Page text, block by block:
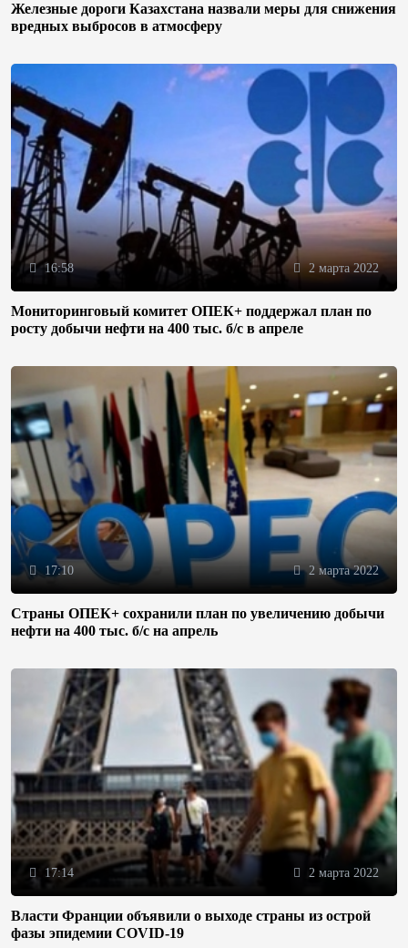
Железные дороги Казахстана назвали меры для снижения
вредных выбросов в атмосферу
16:58 2 марта 2022
Мониторинговый комитет ОПЕК+ поддержал план по
росту добычи нефти на 400 тыс. б/с в апреле
17:10 2 марта 2022
Страны ОПЕК+ сохранили план по увеличению добычи
нефти на 400 тыс. б/с на апрель
17:14 2 марта 2022
Власти Франции объявили о выходе страны из острой
фазы эпидемии COVID-19